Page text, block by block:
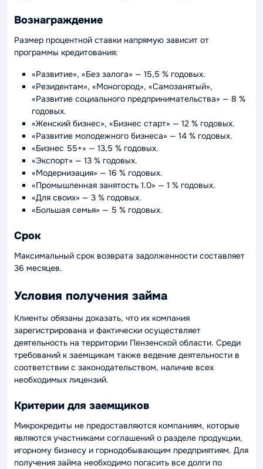
Вознаграждение
Размер процентной ставки напрямую зависит от
программы кредитования:
«Развитие», «Без залога» — 15,5 % годовых.
«Резидентам», «Моногород», «Самозанятый»,
«Развитие социального предпринимательства» — 8 %
годовых.
«Женский бизнес», «Бизнес старт» — 12 % годовых.
«Развитие молодежного бизнеса» — 14 % годовых.
«Бизнес 55+» — 13,5 % годовых.
«Экспорт» — 13 % годовых.
«Модернизация» — 16 % годовых.
«Промышленная занятость 1.0» — 1 % годовых.
«Для своих» — 3 % годовых.
«Большая семья» — 5 % годовых.
Срок
Максимальный срок возврата задолженности составляет
36 месяцев.
Условия получения займа
Клиенты обязаны доказать, что их компания
зарегистрирована и фактически осуществляет
деятельность на территории Пензенской области. Среди
требований к заемщикам также ведение деятельности в
соответствии с законодательством, наличие всех
необходимых лицензий.
Критерии для заемщиков
Микрокредиты не предоставляются компаниям, которые
являются участниками соглашений о разделе продукции,
игорному бизнесу и горнодобывающим предприятиям. Для
получения займа необходимо погасить все долги по